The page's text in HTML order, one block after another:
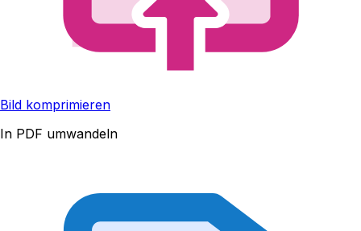
Bild komprimieren
In PDF umwandeln